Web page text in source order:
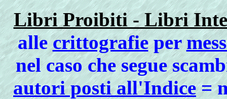
Libri Proibiti - Libri
allecrittografieper
nel caso che segue
autori posti all'Indice=